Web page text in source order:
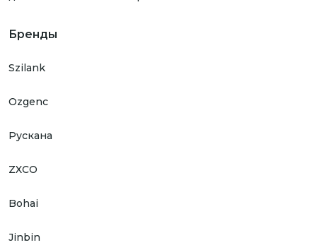
Бренды
Szilank
Ozgenc
Рускана
ZXCO
Bohai
Jinbin